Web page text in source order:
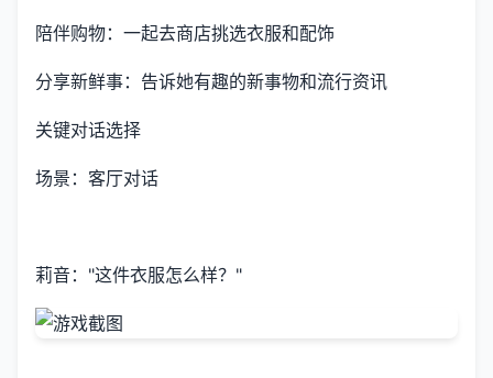
陪伴购物：一起去商店挑选衣服和配饰
分享新鲜事：告诉她有趣的新事物和流行资讯
关键对话选择
场景：客厅对话
莉音："这件衣服怎么样？"